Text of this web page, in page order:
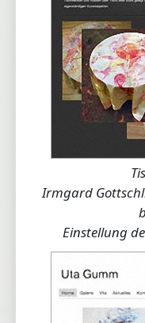
Irmgard
Einstellung